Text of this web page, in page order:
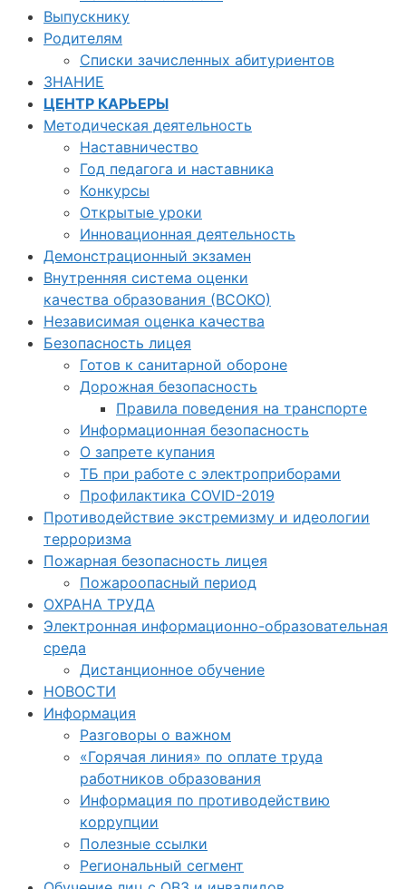
Выпускнику
Родителям
Списки зачисленных абитуриентов
ЗНАНИЕ
ЦЕНТР КАРЬЕРЫ
Методическая деятельность
Наставничество
Год педагога и наставника
Конкурсы
Открытые уроки
Инновационная деятельность
Демонстрационный экзамен
Внутренняя система оценки
качества образования (ВСОКО)
Независимая оценка качества
Безопасность лицея
Готов к санитарной обороне
Дорожная безопасность
Правила поведения на транспорте
Информационная безопасность
О запрете купания
ТБ при работе с электроприборами
Профилактика COVID-2019
Противодействие экстремизму и идеологии
терроризма
Пожарная безопасность лицея
Пожароопасный период
ОХРАНА ТРУДА
Электронная информационно-образовательная
среда
Дистанционное обучение
НОВОСТИ
Информация
Разговоры о важном
«Горячая линия» по оплате труда
работников образования
Информация по противодействию
коррупции
Полезные ссылки
Региональный сегмент